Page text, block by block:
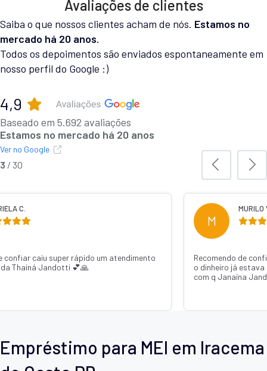
Avaliações de clientes
Saiba o que nossos clientes acham de nós. Estamos no
mercado há 20 anos.
Todos os depoimentos são enviados espontaneamente em
nosso perfil do Google :)
4,9
Baseado em 5.692 avaliações
Estamos no mercado há 20 anos
Ver no Google
C.
confiar caiu super rápido um atendimento
Thainá Jandotti 💕🙏
M
MURILO
Recomendo de
o dinheiro já estava
com q Janaína
3 / 30
Empréstimo para MEI em Iracema